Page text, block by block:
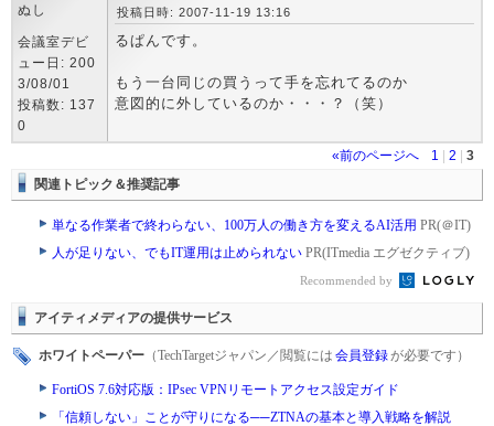
ぬし
会議室デビ
ュー日: 200
3/08/01
投稿数: 137
0
投稿日時: 2007-11-19 13:16
るぱんです。
もう一台同じの買うって手を忘れてるのか
意図的に外しているのか・・・？（笑）
«前のページへ 1 2
3
関連トピック＆推奨記事
単なる作業者で終わらない、100万人の働き方を変えるAI活用 PR(＠IT)
人が足りない、でもIT運用は止められない PR(ITmedia エグゼクティブ)
Recommended by
アイティメディアの提供サービス
ホワイトペーパー （TechTargetジャパン／閲覧には 会員登録が必要です）
FortiOS 7.6対応版：IPsec VPNリモートアクセス設定ガイド
「信頼しない」ことが守りになる──ZTNAの基本と導入戦略を解説